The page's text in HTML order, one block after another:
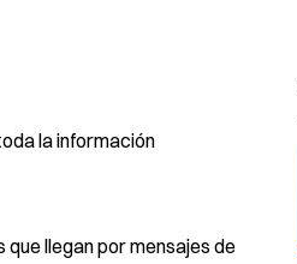
la información
llegan por mensajes de